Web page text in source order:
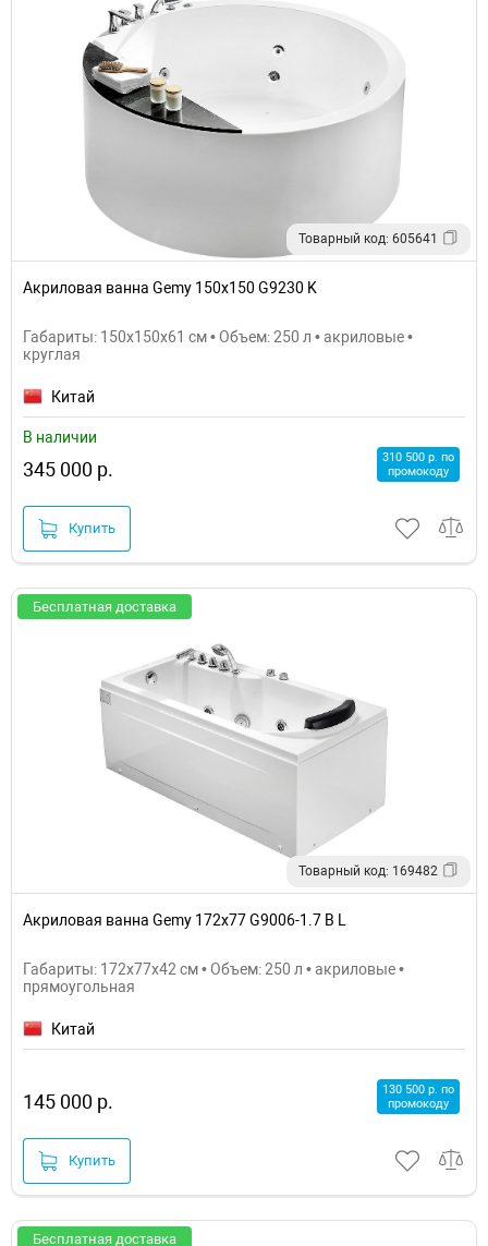
Товарный код: 605641
Акриловая ванна Gemy 150x150 G9230 K
Габариты: 150x150x61 см • Объем: 250 л • акриловые •
круглая
Китай
В наличии
345 000 р.
310 500 р. по
промокоду
Купить
Бесплатная доставка
Товарный код: 169482
Акриловая ванна Gemy 172х77 G9006-1.7 B L
Габариты: 172x77x42 см • Объем: 250 л • акриловые •
прямоугольная
Китай
145 000 р.
130 500 р. по
промокоду
Купить
Бесплатная доставка